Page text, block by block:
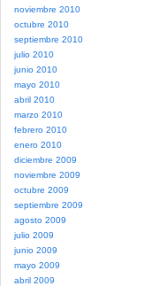
noviembre 2010
octubre 2010
septiembre 2010
julio 2010
junio 2010
mayo 2010
abril 2010
marzo 2010
febrero 2010
enero 2010
diciembre 2009
noviembre 2009
octubre 2009
septiembre 2009
agosto 2009
julio 2009
junio 2009
mayo 2009
abril 2009